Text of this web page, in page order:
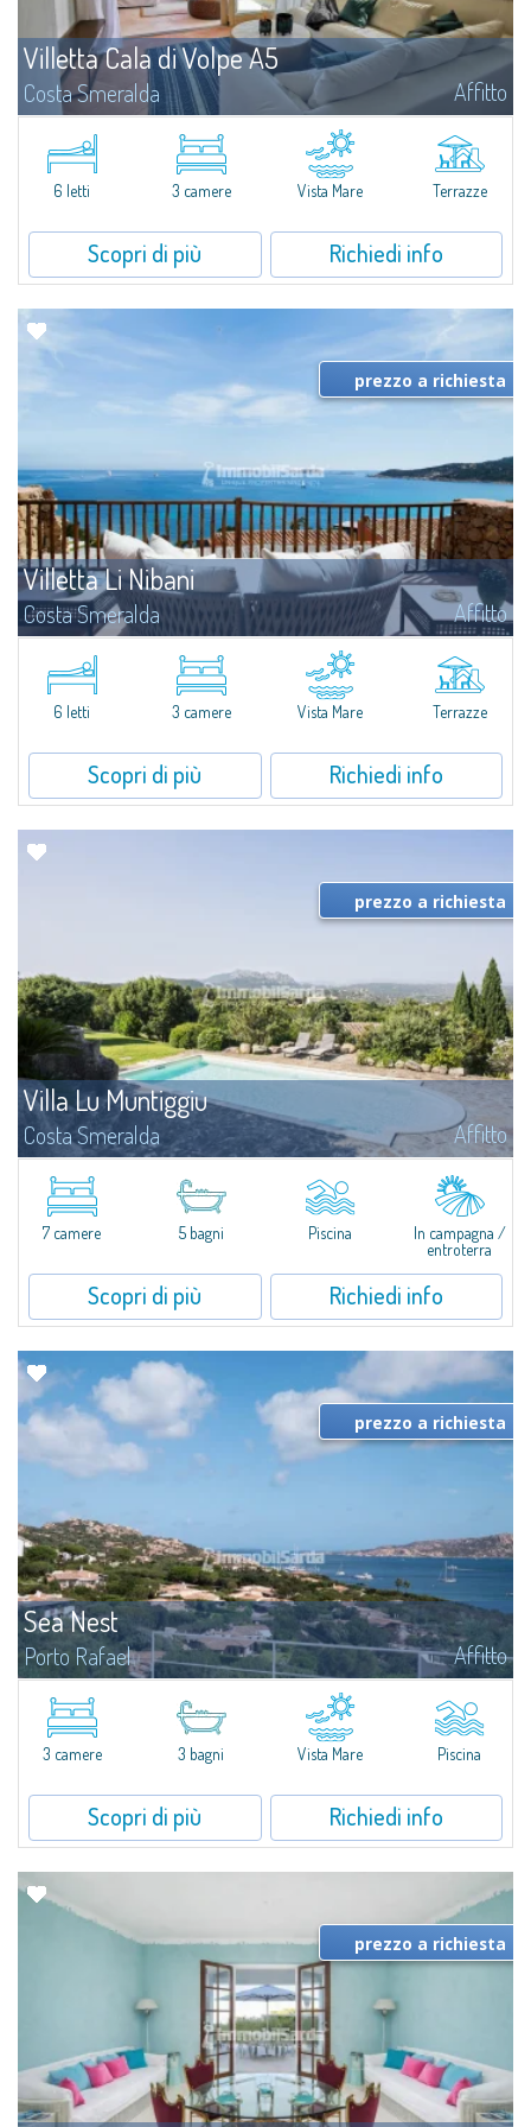
Villetta Cala di Volpe A5
Costa Smeralda Affitto
​Nuova elegante villetta inserita in un complesso residenziale di recente
costruzione a due passi da Porto Cervo, affacciato sulla rinomata baia di
Cala di Volpe, con piscina condominiale, servizi e aree verdi...
6 letti
3 camere Vista Mare Terrazze
Scopri di più Richiedi info
Villetta Li Nibani
Costa Smeralda Affitto
A pochi passi dalla Baia del Piccolo Pevero, Villetta Li Nibani si trova
all'interno di un tranquillo condominio con vista mozzafiato sul mare della
Costa Smeralda, in posizione strategica per raggiungere la spiaggia in...
prezzo a richiesta
6 letti 3 camere Vista Mare Terrazze
Scopri di più Richiedi info
Villa Lu Muntiggiu
Costa Smeralda Affitto
Splendida villa immersa nel verde sulla collina di Mirialveda, a metà strada
fra Capriccioli e San Pantaleo.Villa Lu Muntiggiu è un grande stazzo
completamente rimodernato, in cui gli spazi sono stati ripensati da zero...
prezzo a richiesta
7 camere 5 bagni Piscina
In campagna /
entroterra
Scopri di più Richiedi info
Sea Nest
Porto Rafael Affitto
​Nuova acquisizione: splendida villa con 3 camere da letto e 3 bagni,
arricchita da una piscina privata. Spazi luminosi e ben distribuiti, ideali per
vivere il fascino e la tranquillità di Porto Rafael in un...
prezzo a richiesta
3 camere 3 bagni Vista Mare Piscina
Scopri di più Richiedi info
prezzo a richiesta